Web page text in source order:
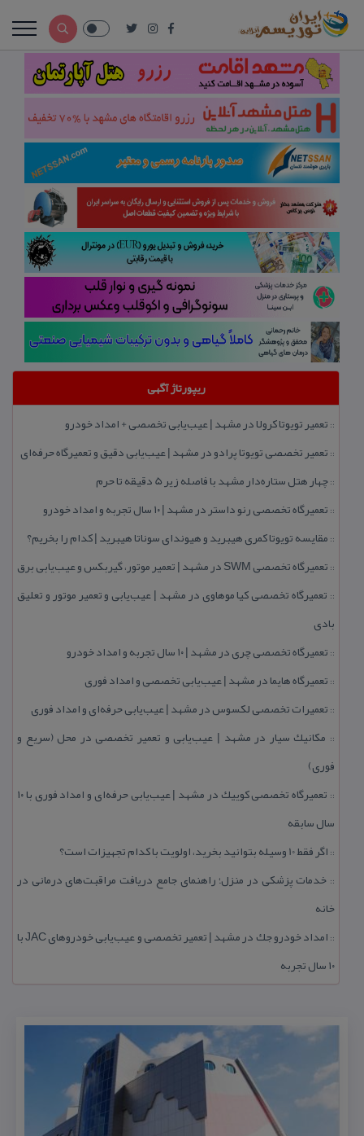
ریپورتاژ آگهی
:: تعمیر تویوتا كرولا در مشهد | عیب‌یابی تخصصی + امداد خودرو
:: تعمیر تخصصی تویوتا پرادو در مشهد | عیب‌یابی دقیق و تعمیرگاه حرفه‌ای
::چهار هتل‌ ستاره‌دار مشهد با فاصله زیر 5 دقیقه تا حرم
:: تعمیرگاه تخصصی رنو داستر در مشهد | ۱۰ سال تجربه و امداد خودرو
:: مقایسه تویوتا كمری هیبرید و هیوندای سوناتا هیبرید | كدام را بخریم؟
:: تعمیرگاه تخصصی SWM در مشهد | تعمیر موتور، گیربكس و عیب‌یابی برق
:: تعمیرگاه تخصصی كیا موهاوی در مشهد | عیب‌یابی و تعمیر موتور و تعلیق
بادی
:: تعمیرگاه تخصصی چری در مشهد | ۱۰ سال تجربه و امداد خودرو
:: تعمیرگاه هایما در مشهد | عیب‌یابی تخصصی و امداد فوری
:: تعمیرات تخصصی لكسوس در مشهد | عیب‌یابی حرفه‌ای و امداد فوری
:: مكانیك سیار در مشهد | عیب‌یابی و تعمیر تخصصی در محل (سریع و
فوری)
::
تعمیرگاه تخصصی كوییك در مشهد | عیب‌یابی حرفه‌ای و امداد فوری با ۱۰
سال سابقه
:: اگر فقط 10 وسیله بتوانید بخرید، اولویت با كدام تجهیزات است؟
:: خدمات پزشكی در منزل؛ راهنمای جامع دریافت مراقبت‌های درمانی در
خانه
::
امداد خودرو جك در مشهد | تعمیر تخصصی و عیب‌یابی خودروهای JAC با
۱۰ سال تجربه